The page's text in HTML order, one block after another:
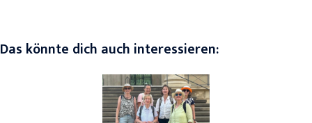
Das könnte dich auch interessieren: